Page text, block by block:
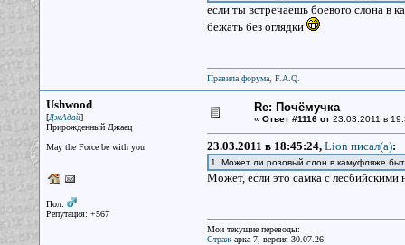
если ты встречаешь боевого слона в
бежать без оглядки
Правила форума, F.A.Q.
Ushwood
[ДжАдай]
Прирожденный Джаец
May the Force be with you
Пол:
Репутация: +567
Re: Почёмучка
« Ответ #1116 от23.03.2011 в
23.03.2011 в 18:45:24, Lion писал(a):
1. Может ли розовый слон в камуфляже
Может, если это самка с лесбийскими
Мои текущие переводы:
Стражарка 7, версия 30.07.26